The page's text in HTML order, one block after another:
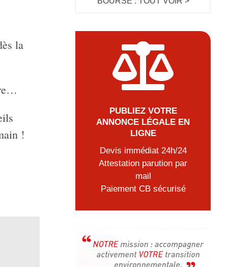
la
!

PUBLIEZ VOTRE
ANNONCE LÉGALE EN
LIGNE
Devis immédiat 24h/24
Attestation parution par
mail
Paiement CB sécurisé